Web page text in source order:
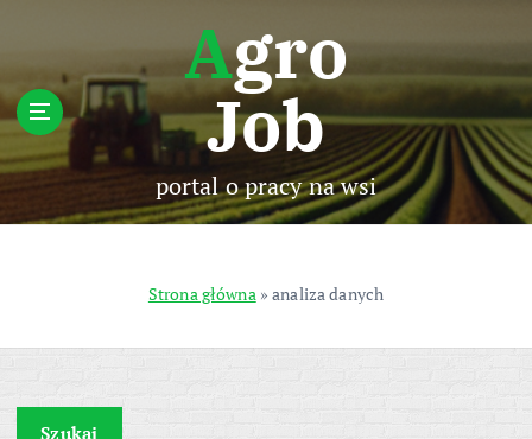
p
t
c
n
Agro
Job
portal o pracy na wsi
Strona główna»analiza danych
Szukaj